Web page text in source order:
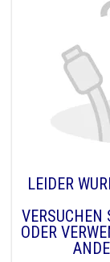
LEIDER
VERSUCHEN
ODER